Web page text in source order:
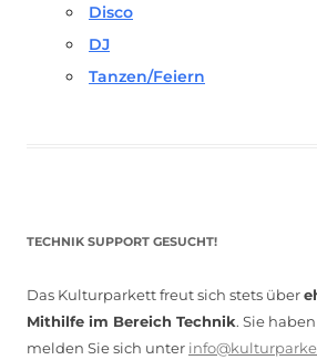
Disco
DJ
Tanzen/Feiern
TECHNIK SUPPORT GESUCHT!
Das Kulturparkett freut sich stets über
Mithilfe im Bereich Technik. Sie
melden Sie sich unter